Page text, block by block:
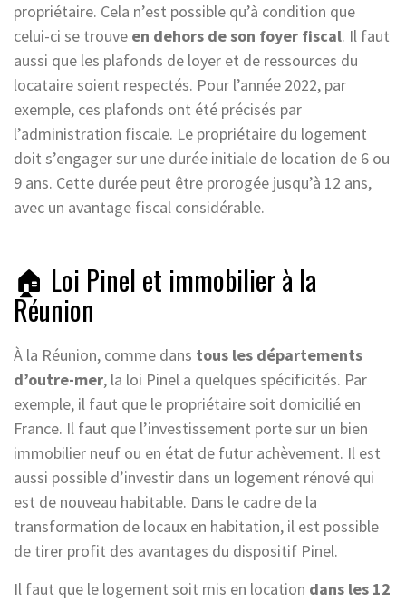
propriétaire. Cela n’est possible qu’à condition que
celui-ci se trouve en dehors de son foyer fiscal. Il faut
aussi que les plafonds de loyer et de ressources du
locataire soient respectés. Pour l’année 2022, par
exemple, ces plafonds ont été précisés par
l’administration fiscale. Le propriétaire du logement
doit s’engager sur une durée initiale de location de 6 ou
9 ans. Cette durée peut être prorogée jusqu’à 12 ans,
avec un avantage fiscal considérable.
🏠 Loi Pinel et immobilier à la
Réunion
À la Réunion, comme dans tous les départements
d’outre-mer, la loi Pinel a quelques spécificités. Par
exemple, il faut que le propriétaire soit domicilié en
France. Il faut que l’investissement porte sur un bien
immobilier neuf ou en état de futur achèvement. Il est
aussi possible d’investir dans un logement rénové qui
est de nouveau habitable. Dans le cadre de la
transformation de locaux en habitation, il est possible
de tirer profit des avantages du dispositif Pinel.
Il faut que le logement soit mis en location dans les 12